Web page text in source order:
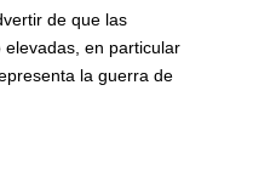
de que las
en particular
la guerra de